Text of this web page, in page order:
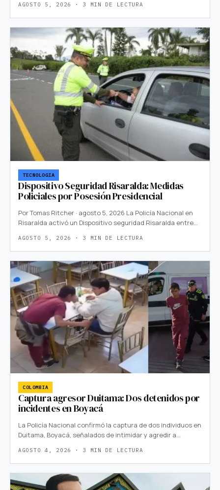
AGOSTO 5, 2026 · 3 MIN DE LECTURA
TECNOLOGIA
Dispositivo Seguridad Risaralda: Medidas
Policiales por Posesión Presidencial
Por Tomas Ritcher · agosto 5, 2026 La Policía Nacional en
Risaralda activó un Dispositivo seguridad Risaralda entre…
AGOSTO 5, 2026 · 3 MIN DE LECTURA
COLOMBIA
Captura agresor Duitama: Dos detenidos por
incidentes en Boyacá
La Policía Nacional confirmó la captura de dos individuos en
Duitama, Boyacá, señalados de intimidar y agredir a…
AGOSTO 4, 2026 · 3 MIN DE LECTURA